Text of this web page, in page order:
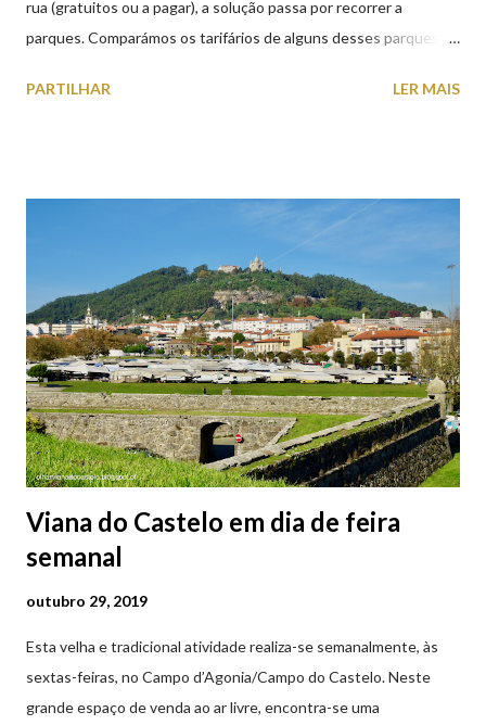
rua (gratuitos ou a pagar), a solução passa por recorrer a
parques. Comparámos os tarifários de alguns desses parques de
subterrâneos) perto do centro da cidade (entenda-se por
subterrâneos. O Parque da Estação Viana Shopping é grátis de
2ª a 5ª feira a partir das 20:00 (DIAS ÚTEIS)
PARTILHAR LER MAIS
Viana do Castelo em dia de feira
semanal
outubro 29, 2019
Esta velha e tradicional atividade realiza-se semanalmente, às
sextas-feiras, no Campo d’Agonia/Campo do Castelo. Neste
grande espaço de venda ao ar livre, encontra-se uma